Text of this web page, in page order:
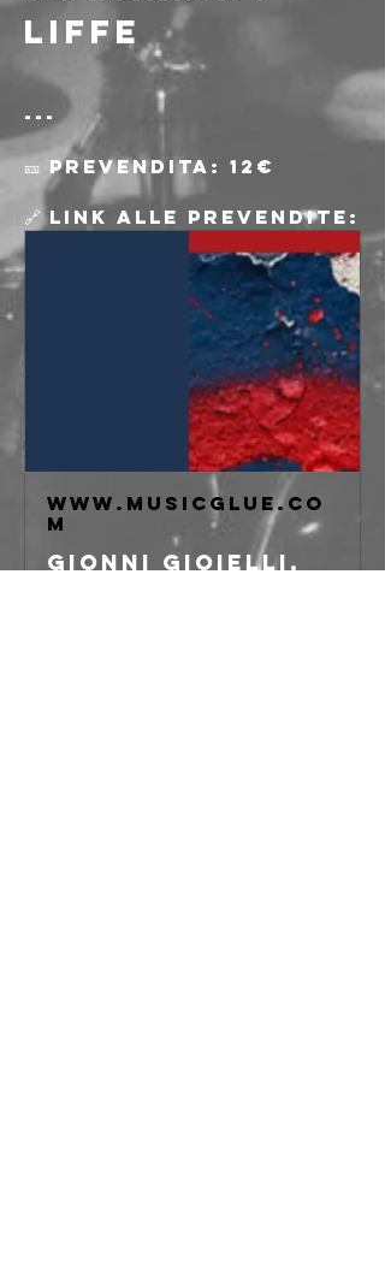
LIFFE
---
🎫 Prevendita: 12€
🔗 Link alle prevendite:
www.musicglue.co
m
Gionni Gioielli,